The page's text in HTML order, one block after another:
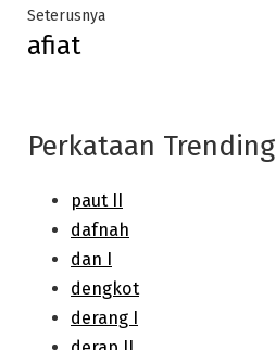
SeterusnyaNext
afiat
Perkataan Trending